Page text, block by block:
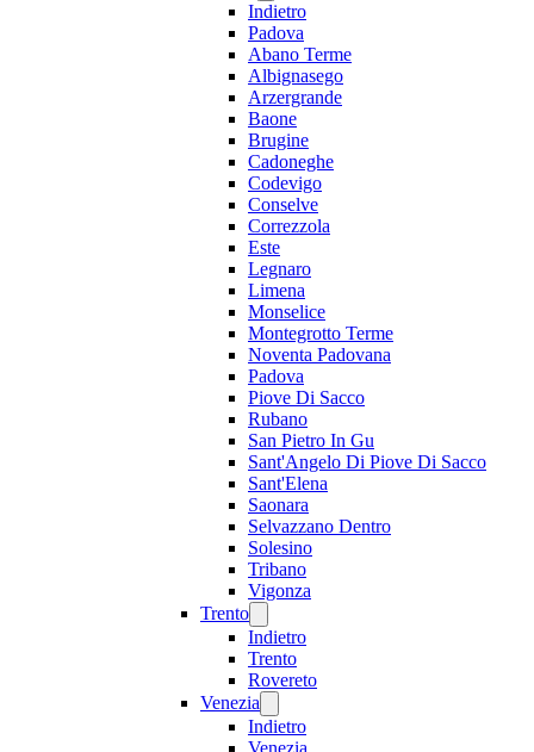
Indietro
Padova
Abano Terme
Albignasego
Arzergrande
Baone
Brugine
Cadoneghe
Codevigo
Conselve
Correzzola
Este
Legnaro
Limena
Monselice
Montegrotto Terme
Noventa Padovana
Padova
Piove Di Sacco
Rubano
San Pietro In Gu
Sant'Angelo Di Piove Di Sacco
Sant'Elena
Saonara
Selvazzano Dentro
Solesino
Tribano
Vigonza
Trento
Indietro
Trento
Rovereto
Venezia
Indietro
Venezia